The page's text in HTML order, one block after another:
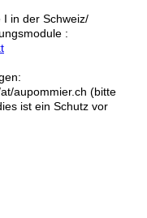
I in der Schweiz/
:
aupommier.ch (bitte
ist ein Schutz vor